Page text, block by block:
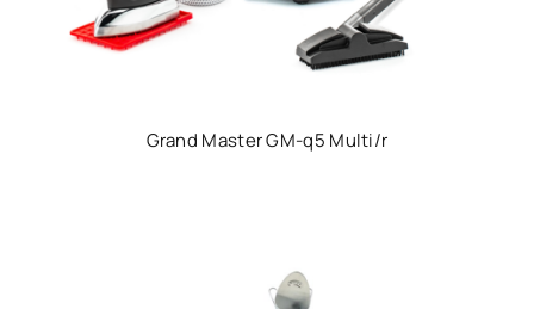
Grand Master GM-q5 Multi/r